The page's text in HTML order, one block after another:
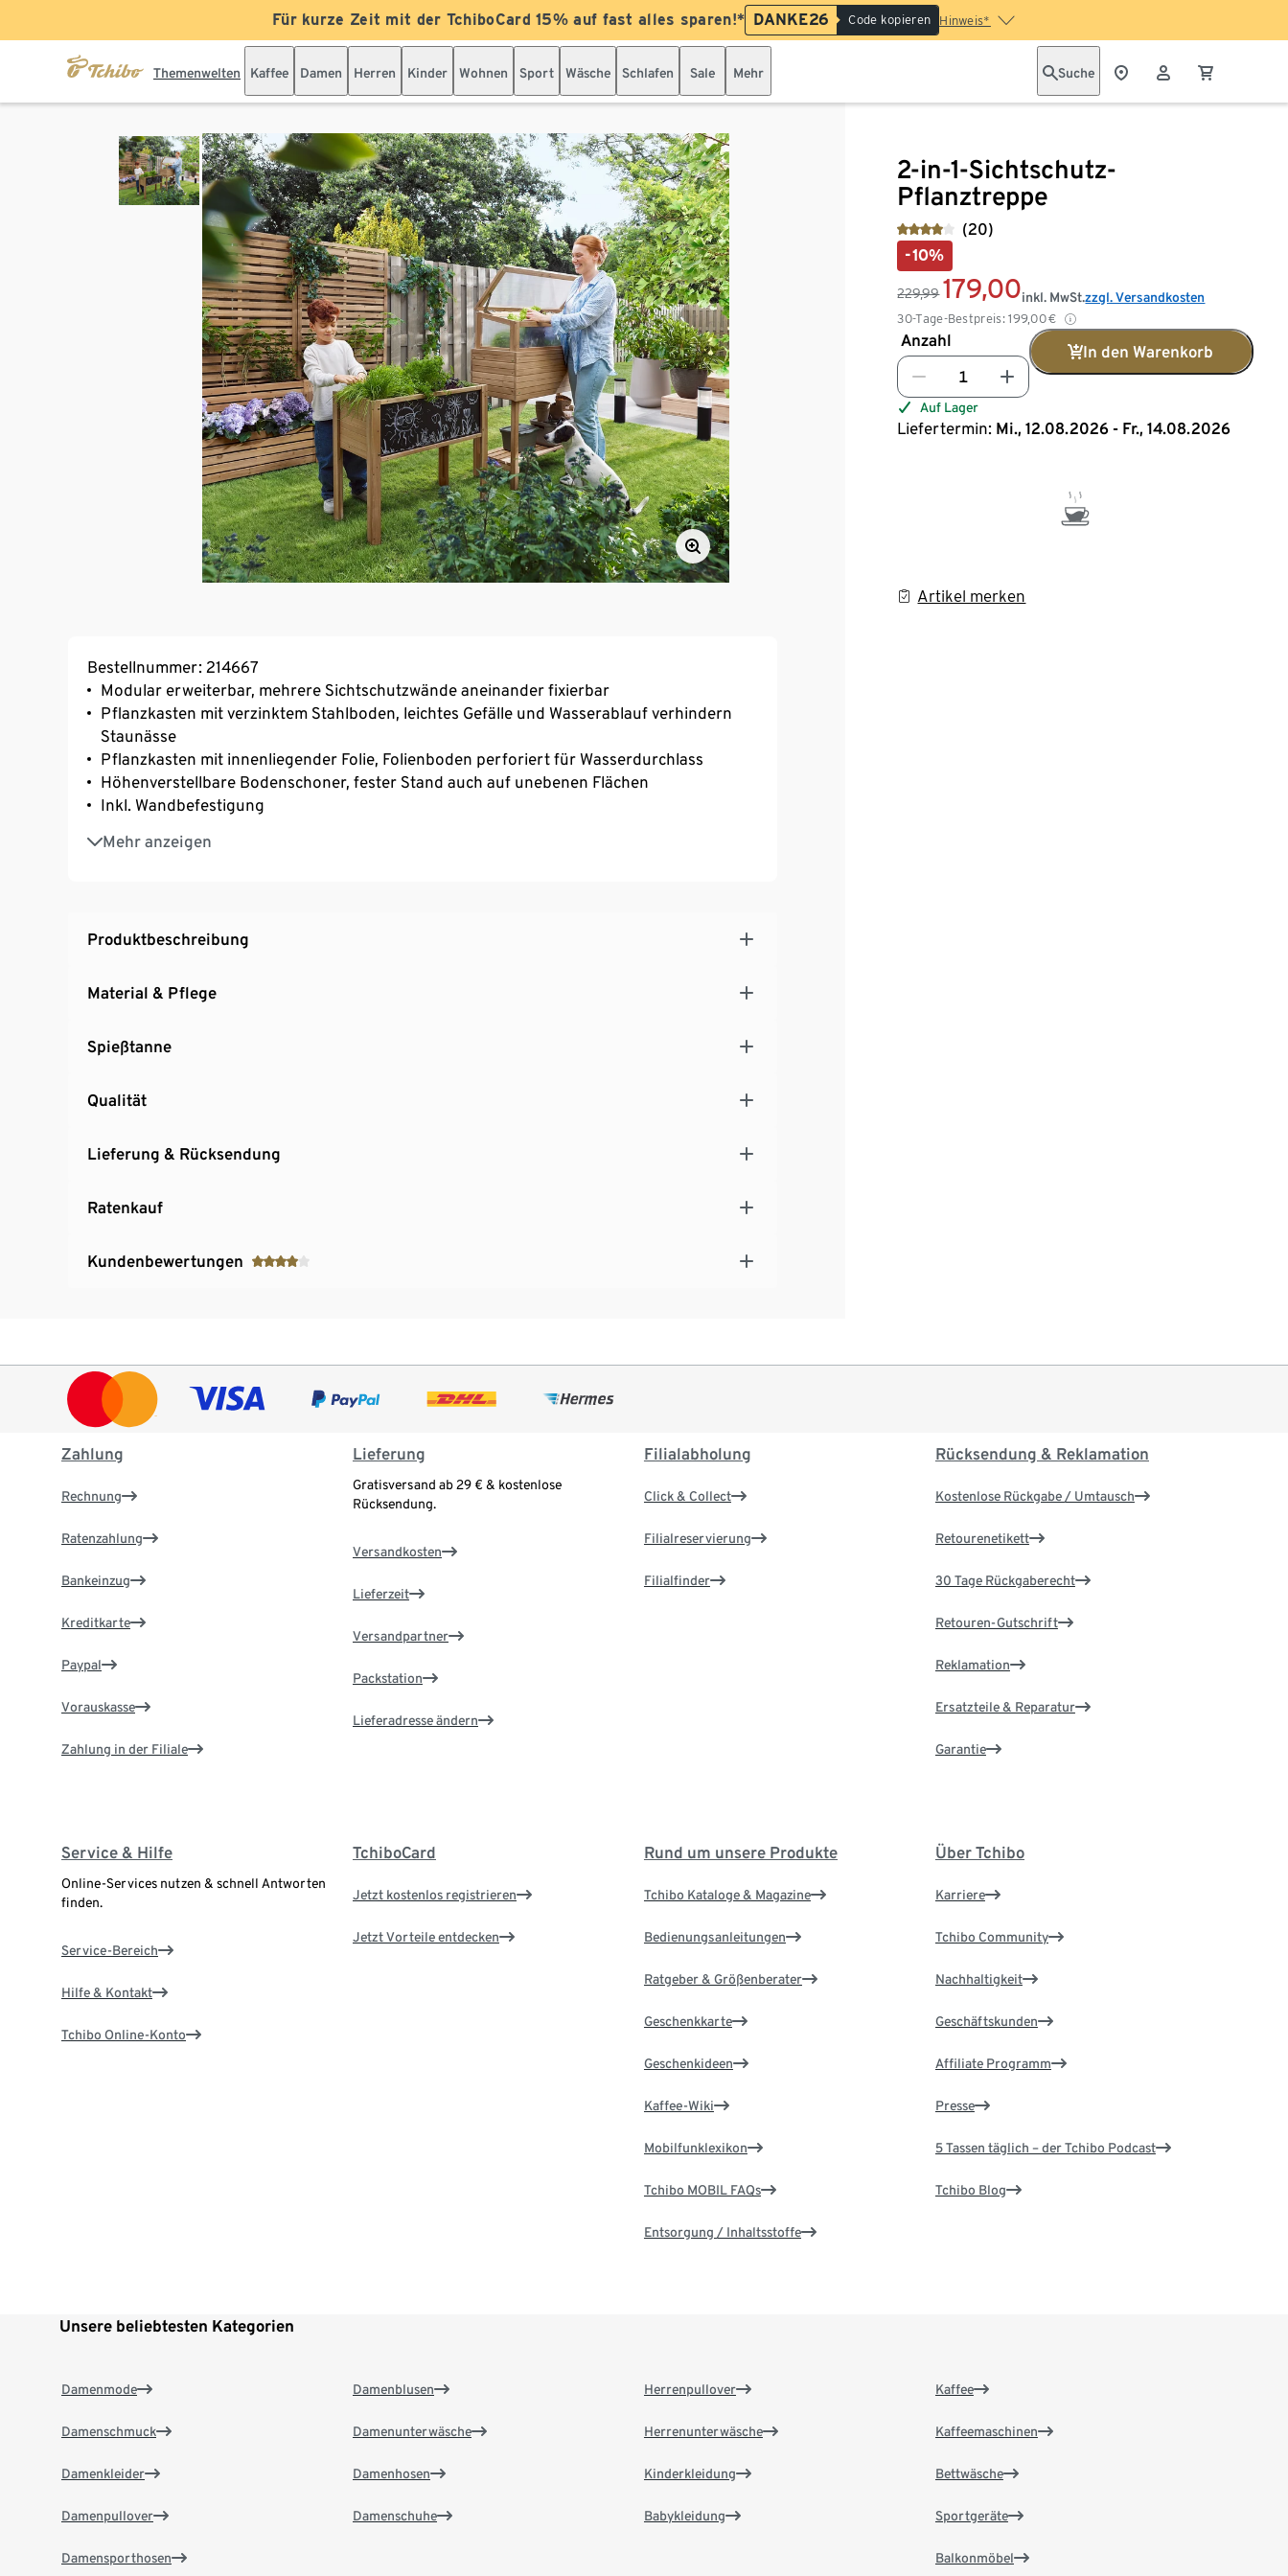
Für kurze Zeit mit der TchiboCard 15% auf fast alles sparen!* DANKE26 Code kopieren Hinweis*
Themenwelten Kaffee Damen Herren Kinder Wohnen Sport Wäsche Schlafen Sale Mehr Suche
2-in-1-Sichtschutz-
Pflanztreppe
(20)
-10%
229,99 179,00
30-Tage-Bestpreis: 199,00€
inkl. MwSt.zzgl. Versandkosten
Anzahl
In den Warenkorb
Auf Lager
Liefertermin: Mi., 12.08.2026 - Fr., 14.08.2026
Artikel merken
Bestellnummer: 214667
Modular erweiterbar, mehrere Sichtschutzwände aneinander fixierbar
Pflanzkasten mit verzinktem Stahlboden, leichtes Gefälle und Wasserablauf verhindern
Staunässe
Pflanzkasten mit innenliegender Folie, Folienboden perforiert für Wasserdurchlass
Höhenverstellbare Bodenschoner, fester Stand auch auf unebenen Flächen
Inkl. Wandbefestigung
Mehr anzeigen
Aus FSC®-zertifiziertem Massivholz
UV- und witterungsbeständig
Produktbeschreibung
Material & Pflege
Spießtanne
Qualität
Lieferung & Rücksendung
Ratenkauf
Kundenbewertungen
Zahlung
Rechnung
Ratenzahlung
Bankeinzug
Kreditkarte
Paypal
Vorauskasse
Zahlung in der Filiale
Lieferung
Gratisversand ab 29 € & kostenlose
Rücksendung.
Versandkosten
Lieferzeit
Versandpartner
Packstation
Lieferadresse ändern
Filialabholung
Click & Collect
Filialreservierung
Filialfinder
Rücksendung & Reklamation
Kostenlose Rückgabe / Umtausch
Retourenetikett
30 Tage Rückgaberecht
Retouren-Gutschrift
Reklamation
Ersatzteile & Reparatur
Garantie
Service & Hilfe
Online-Services nutzen & schnell Antworten
finden.
Service-Bereich
Hilfe & Kontakt
Tchibo Online-Konto
TchiboCard
Jetzt kostenlos registrieren
Jetzt Vorteile entdecken
Rund um unsere Produkte
Tchibo Kataloge & Magazine
Bedienungsanleitungen
Ratgeber & Größenberater
Geschenkkarte
Geschenkideen
Kaffee-Wiki
Mobilfunklexikon
Tchibo MOBIL FAQs
Entsorgung / Inhaltsstoffe
Über Tchibo
Karriere
Tchibo Community
Nachhaltigkeit
Geschäftskunden
Affiliate Programm
Presse
5 Tassen täglich – der Tchibo Podcast
Tchibo Blog
Unsere beliebtesten Kategorien
Damenmode
Damenschmuck
Damenkleider
Damenpullover
Damensporthosen
Damenblusen
Damenunterwäsche
Damenhosen
Damenschuhe
Herrenpullover
Herrenunterwäsche
Kinderkleidung
Babykleidung
Kaffee
Kaffeemaschinen
Bettwäsche
Sportgeräte
Balkonmöbel